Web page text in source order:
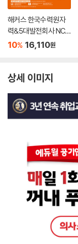
해커스 한국수력원자
력&5대발전회사 NCS
+한국사·전공 통합 봉
10% 16,110원
상세 이미지